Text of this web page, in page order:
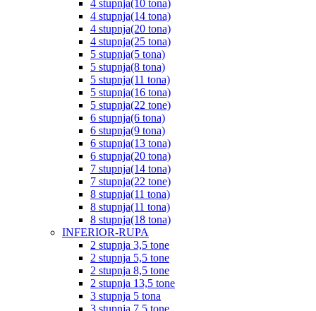
4 stupnja(10 tona)
4 stupnja(14 tona)
4 stupnja(20 tona)
4 stupnja(25 tona)
5 stupnja(5 tona)
5 stupnja(8 tona)
5 stupnja(11 tona)
5 stupnja(16 tona)
5 stupnja(22 tone)
6 stupnja(6 tona)
6 stupnja(9 tona)
6 stupnja(13 tona)
6 stupnja(20 tona)
7 stupnja(14 tona)
7 stupnja(22 tone)
8 stupnja(11 tona)
8 stupnja(11 tona)
8 stupnja(18 tona)
INFERIOR-RUPA
2 stupnja 3,5 tone
2 stupnja 5,5 tone
2 stupnja 8,5 tone
2 stupnja 13,5 tone
3 stupnja 5 tona
3 stupnja 7,5 tone